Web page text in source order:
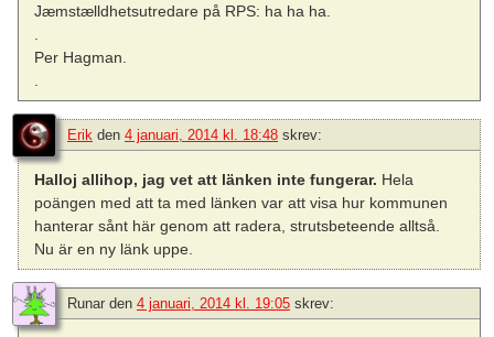
Jæmstælldhetsutredare på RPS: ha ha ha.
Per Hagman.
Erik den 4 januari, 2014 kl. 18:48 skrev:
Halloj allihop, jag vet att länken inte fungerar. Hela
poängen med att ta med länken var att visa hur kommunen
hanterar sånt här genom att radera, strutsbeteende alltså.
Nu är en ny länk uppe.
Runar den 4 januari, 2014 kl. 19:05 skrev: